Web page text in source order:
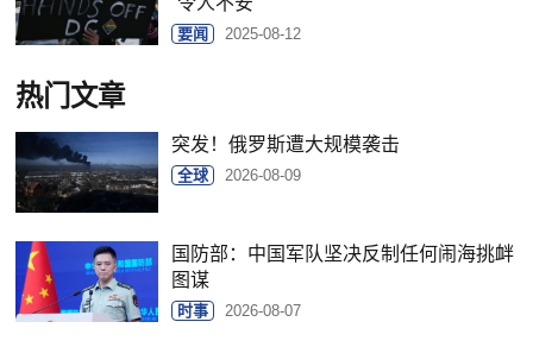
要闻 2025-08-12
热门文章
突发！俄罗斯遭大规模袭击
全球 2026-08-09
国防部：中国军队坚决反制任何闹海挑衅
图谋
时事 2026-08-07